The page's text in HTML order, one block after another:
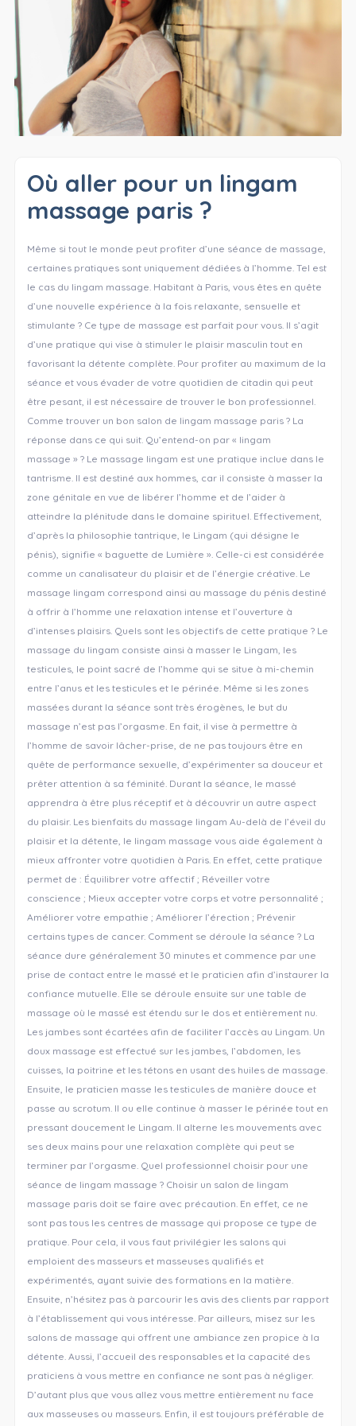
Où aller pour un lingam
massage paris ?
Même si tout le monde peut profiter d’une séance de massage,
certaines pratiques sont uniquement dédiées à l’homme. Tel est
le cas du lingam massage. Habitant à Paris, vous êtes en quête
d’une nouvelle expérience à la fois relaxante, sensuelle et
stimulante ? Ce type de massage est parfait pour vous. Il s’agit
d’une pratique qui vise à stimuler le plaisir masculin tout en
favorisant la détente complète. Pour profiter au maximum de la
séance et vous évader de votre quotidien de citadin qui peut
être pesant, il est nécessaire de trouver le bon professionnel.
Comme trouver un bon salon de lingam massage paris ? La
réponse dans ce qui suit. Qu’entend-on par « lingam
massage » ? Le massage lingam est une pratique inclue dans le
tantrisme. Il est destiné aux hommes, car il consiste à masser la
zone génitale en vue de libérer l’homme et de l’aider à
atteindre la plénitude dans le domaine spirituel. Effectivement,
d’après la philosophie tantrique, le Lingam (qui désigne le
pénis), signifie « baguette de Lumière ». Celle-ci est considérée
comme un canalisateur du plaisir et de l’énergie créative. Le
massage lingam correspond ainsi au massage du pénis destiné
à offrir à l’homme une relaxation intense et l’ouverture à
d’intenses plaisirs. Quels sont les objectifs de cette pratique ? Le
massage du lingam consiste ainsi à masser le Lingam, les
testicules, le point sacré de l’homme qui se situe à mi-chemin
entre l’anus et les testicules et le périnée. Même si les zones
massées durant la séance sont très érogènes, le but du
massage n’est pas l’orgasme. En fait, il vise à permettre à
l’homme de savoir lâcher-prise, de ne pas toujours être en
quête de performance sexuelle, d’expérimenter sa douceur et
prêter attention à sa féminité. Durant la séance, le massé
apprendra à être plus réceptif et à découvrir un autre aspect
du plaisir. Les bienfaits du massage lingam Au-delà de l’éveil du
plaisir et la détente, le lingam massage vous aide également à
mieux affronter votre quotidien à Paris. En effet, cette pratique
permet de : Équilibrer votre affectif ; Réveiller votre
conscience ; Mieux accepter votre corps et votre personnalité ;
Améliorer votre empathie ; Améliorer l’érection ; Prévenir
certains types de cancer. Comment se déroule la séance ? La
séance dure généralement 30 minutes et commence par une
prise de contact entre le massé et le praticien afin d’instaurer la
confiance mutuelle. Elle se déroule ensuite sur une table de
massage où le massé est étendu sur le dos et entièrement nu.
Les jambes sont écartées afin de faciliter l’accès au Lingam. Un
doux massage est effectué sur les jambes, l’abdomen, les
cuisses, la poitrine et les tétons en usant des huiles de massage.
Ensuite, le praticien masse les testicules de manière douce et
passe au scrotum. Il ou elle continue à masser le périnée tout en
pressant doucement le Lingam. Il alterne les mouvements avec
ses deux mains pour une relaxation complète qui peut se
terminer par l’orgasme. Quel professionnel choisir pour une
séance de lingam massage ? Choisir un salon de lingam
massage paris doit se faire avec précaution. En effet, ce ne
sont pas tous les centres de massage qui propose ce type de
pratique. Pour cela, il vous faut privilégier les salons qui
emploient des masseurs et masseuses qualifiés et
expérimentés, ayant suivie des formations en la matière.
Ensuite, n’hésitez pas à parcourir les avis des clients par rapport
à l’établissement qui vous intéresse. Par ailleurs, misez sur les
salons de massage qui offrent une ambiance zen propice à la
détente. Aussi, l’accueil des responsables et la capacité des
praticiens à vous mettre en confiance ne sont pas à négliger.
D’autant plus que vous allez vous mettre entièrement nu face
aux masseuses ou masseurs. Enfin, il est toujours préférable de